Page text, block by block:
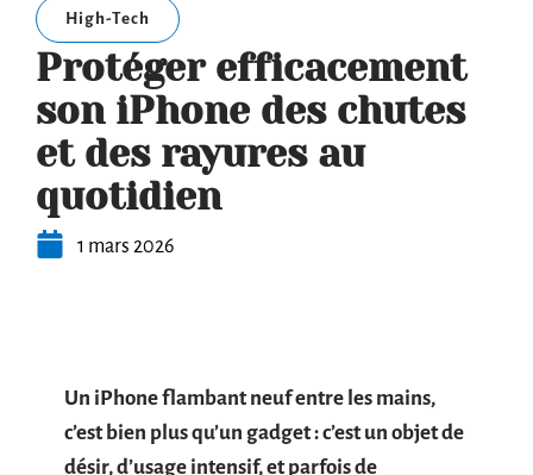
High-Tech
Protéger efficacement
son iPhone des chutes
et des rayures au
quotidien
1 mars 2026
Un iPhone flambant neuf entre les mains,
c’est bien plus qu’un gadget : c’est un objet de
désir, d’usage intensif, et parfois de